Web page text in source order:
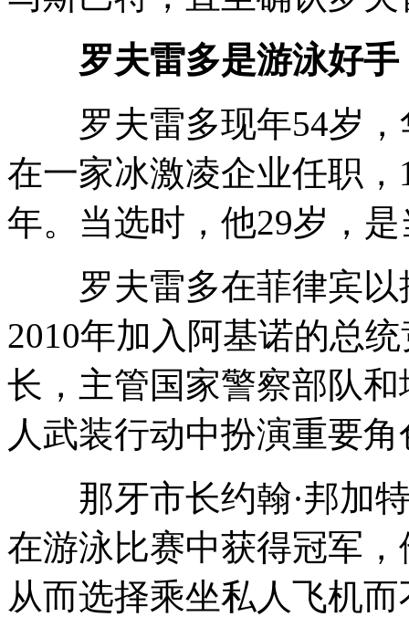
罗夫雷多是游泳好手
罗夫雷多现年54岁，
在一家冰激凌企业任职
年。当选时，他29岁，
罗夫雷多在菲律宾以
2010年加入阿基诺的总
长，主管国家警察部队
人武装行动中扮演重要角
那牙市长约翰·邦加特
在游泳比赛中获得冠军
从而选择乘坐私人飞机